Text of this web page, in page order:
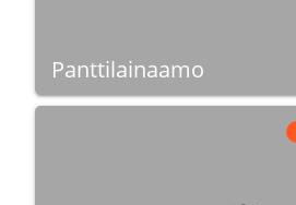
Panttilainaamo